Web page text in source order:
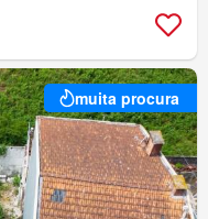
muita procura